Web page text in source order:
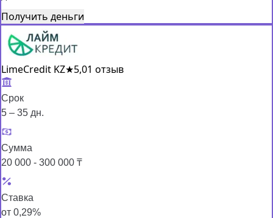
Получить деньги
LimeCredit KZ★5,01 отзыв
Срок
5 – 35 дн.
Сумма
20 000 - 300 000 ₸
Ставка
от 0,29%